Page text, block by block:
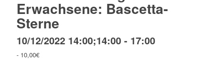
Erwachsene: Bascetta-
Sterne
10/12/2022 14:00;14:00- 17:00
- 10,00€